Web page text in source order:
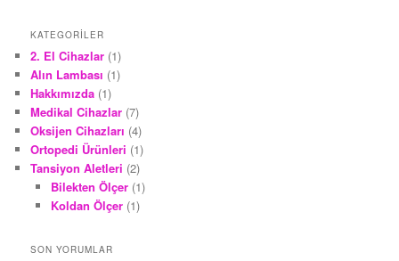
KATEGORILER
2. El Cihazlar (1)
Alın Lambası (1)
Hakkımızda (1)
Medikal Cihazlar (7)
Oksijen Cihazları (4)
Ortopedi Ürünleri (1)
Tansiyon Aletleri (2)
Bilekten Ölçer(1)
Koldan Ölçer(1)
SON YORUMLAR